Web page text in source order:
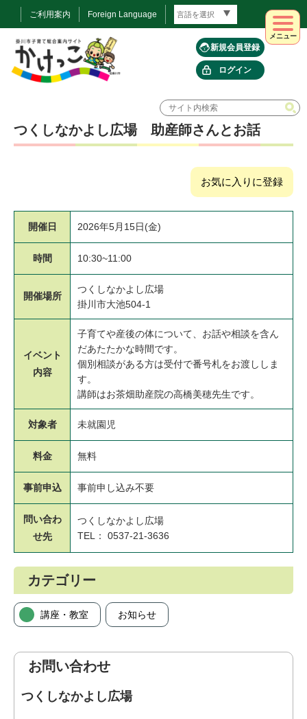
ご利用案内 Foreign Language
新規会員登録
ログイン
メニュー
つくしなかよし広場 助産師さんとお話
お気に入りに登録
開催日 2026年5月15日(金)
時間 10:30~11:00
開催場所
つくしなかよし広場
掛川市大池504-1
イベント
内容
子育てや産後の体について、お話や相談を含ん
だあたたかな時間です。
個別相談がある方は受付で番号札をお渡ししま
す。
講師はお茶畑助産院の高橋美穂先生です。
対象者 未就園児
料金 無料
事前申込 事前申し込み不要
問い合わ
せ先
つくしなかよし広場
TEL： 0537-21-3636
カテゴリー
講座・教室 お知らせ
お問い合わせ
つくしなかよし広場